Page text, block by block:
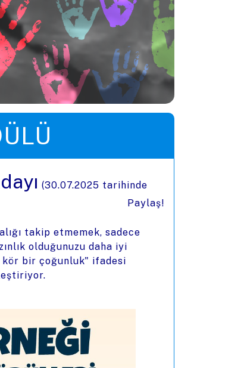
(30.07.2025 tarihinde
Paylaş!
takip etmemek, sadece
olduğunuzu daha iyi
kör bir çoğunluk" ifadesi